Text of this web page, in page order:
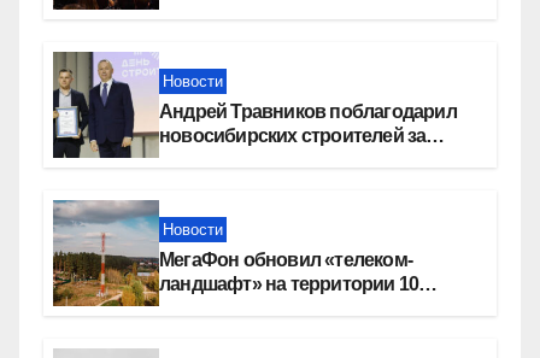
Новости
Андрей Травников поблагодарил
новосибирских строителей за
Новости
МегаФон обновил «телеком-
ландшафт» на территории 10